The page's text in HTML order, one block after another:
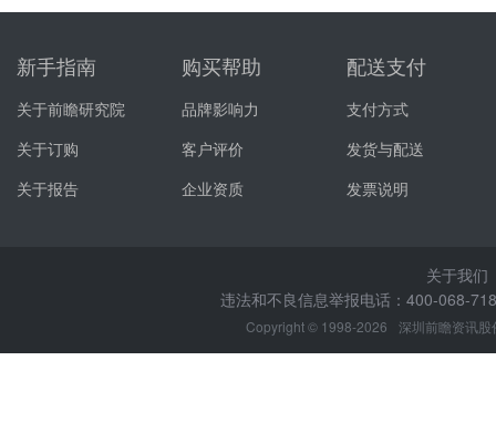
新手指南
关于前瞻研究院
关于订购
关于报告
购买帮助
品牌影响力
客户评价
企业资质
配送支付
支付方式
发货与配送
发票说明
关于我们
违法和不良信息举报电话：400-068-
Copyright © 1998-2026 深圳前瞻资讯股